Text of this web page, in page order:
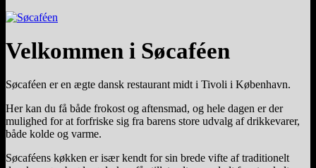
Velkommen i Søcaféen
Søcaféen er en ægte dansk restaurant midt i Tivoli i København.
Her kan du få både frokost og aftensmad, og hele dagen er der
mulighed for at forfriske sig fra barens store udvalg af drikkevarer,
både kolde og varme.
Søcaféens køkken er især kendt for sin brede vifte af traditionelt